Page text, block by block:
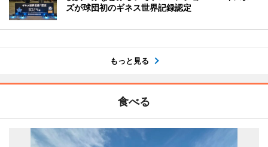
ズが球団初のギネス世界記録認定
もっと見る
食べる